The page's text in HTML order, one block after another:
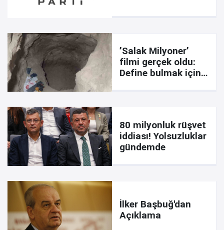
’Salak Milyoner’
filmi gerçek oldu:
Define bulmak için
80 milyonluk rüşvet
iddiası! Yolsuzluklar
gündemde
İlker Başbuğ'dan
Açıklama